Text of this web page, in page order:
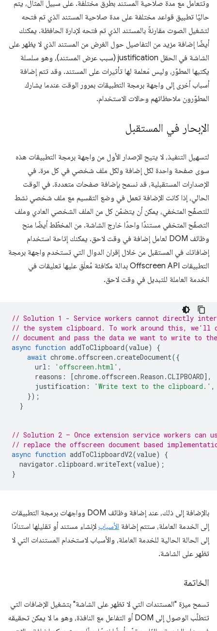
وتتعامل مع مدة صلاحية المستند بطرق مختلفة. على سبيل المثال، يتم
حاليًا تطبيق قواعد مختلفة على مدة صلاحية المستند الذي تم فتحه
لتشغيل الصوت مقارنةً بالمستند الذي تم فتحه لإدارة الحافظة. يمكنك
أيضًا إضافة مزيد من التفاصيل حول الغرض من المستند الذي لا يظهر على
الشاشة في الحقل justification (سبب عرض المستند)، وهو سلسلة
يكتبها المطوّر، وليس مَعلمة لها تأثيرات على المستند. وقد تتم إضافة
أسباب أخرى إلى واجهة برمجة التطبيقات بمرور الوقت عندما يشارك
المطوّرون ملاحظاتهم وحالات الاستخدام.
الإبحار في المستقبل
لتسهيل التنفيذ، لا يتيح الإصدار الأول من واجهة برمجة التطبيقات هذه
سوى صفحة واحدة لكل إضافة ولكل ملف شخصي في كل مرة. في
الإصدارات المستقبلية، قد نسمح بإضافة صفحات متعددة. في الوقت
الحالي، إذا كانت الإضافة تعمل في وضع التقسيم مع ملف شخصي نشط
للتصفّح المتخفي، يمكن أن يتضمّن كل من الملف الشخصي العادي وملف
التصفّح المتخفي مستندًا واحدًا خارج الشاشة. من المخطّط أيضًا منح
وظائف DOM لعامل إضافة في وقت لاحق. يمكنك إتاحة استخدام
إضافاتك في المستقبل من خلال إقران الدوال التي تستخدم واجهة برمجة
التطبيقات Offscreen API بدالة مكافئة مُعلَق عليها تعليقات في
الخدمة العاملة للتبديل في وقت لاحق.
// Solution 1 - Service workers cannot directly
// the system clipboard. To work around this, we'll
// document and pass the data we want to write to
async function addToClipboard(value)
{
await chrome.offscreen .createDocument({
url : 'offscreen.html' ,
reasons : [chrome.offscreen .Reason .CLIPBOARD],
justification : 'Write text to the clipboard.' ,
});
}
// Solution 2 – Once extension service workers can
// replace the offscreen document based
async function addToClipboardV2(value)
{
navigator .clipboard .writeText(value);
}
بالإضافة إلى ذلك، عند إضافة وظائف DOM وواجهات برمجة التطبيقات
إلى الخدمة العاملة، ستتم إضافة الأسباب لإنشاء مستند أو تقليلها استنادًا
إلى الحالة الحالية للخدمة العاملة، والأسباب لاستخدام المستندات التي لا
تظهر على الشاشة.
الخاتمة
تسمح ميزة "المستندات التي لا تظهر على الشاشة" بتشغيل الإضافات التي
تتطلّب الوصول إلى DOM أو التفاعل مع النافذة، وهو ما لا يمكن تحقيقه